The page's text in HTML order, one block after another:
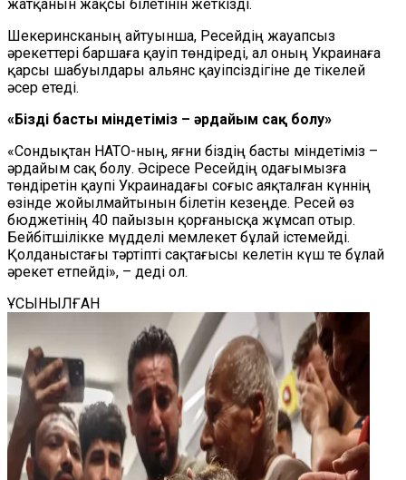
жатқанын жақсы білетінін жеткізді.
Шекеринсканың айтуынша, Ресейдің жауапсыз
әрекеттері баршаға қауіп төндіреді, ал оның Украинаға
қарсы шабуылдары альянс қауіпсіздігіне де тікелей
әсер етеді.
«Біздің басты міндетіміз – әрдайым сақ болу»
«Сондықтан НАТО-ның, яғни біздің басты міндетіміз –
әрдайым сақ болу. Әсіресе Ресейдің одағымызға
төндіретін қаупі Украинадағы соғыс аяқталған күннің
өзінде жойылмайтынын білетін кезеңде. Ресей өз
бюджетінің 40 пайызын қорғанысқа жұмсап отыр.
Бейбітшілікке мүдделі мемлекет бұлай істемейді.
Қолданыстағы тәртіпті сақтағысы келетін күш те бұлай
әрекет етпейді», – деді ол.
ҰСЫНЫЛҒАН